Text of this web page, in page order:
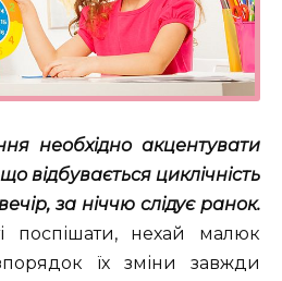
необхідно акцентувати
відбувається циклічність
за ніччю слідує ранок.
поспішати, нехай малюк
їх зміни завжди